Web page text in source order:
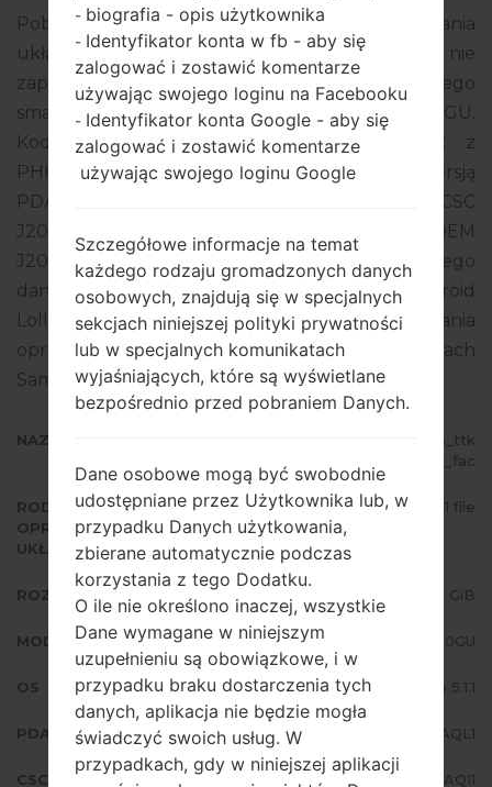
Pobierz najnowszą aktualizację oprogramowania
układowego dla Samsung Galaxy J2, ale nie
zapomnij sprawdzić, czy numer modelu Twojego
smartfona odpowiada wskazanemu SM-J200GU.
Kod oprogramowania układowego to XTC z
PHILIPPINES. Produkt jest dostarczany z wersją
PDA J200GUDXU3AQL1, wersja CSC
J200GUOLB3AQI1, wersja MODEM
J200GUDXU3AQJ1. Wersja systemu operacyjnego
danego oprogramowania układowego to Android
Lollipop 5.1.1. Pełny poradnik na temat flashowania
oprogramowania układowego na urządzeniach
Samsungtutaj
NAZWA PLIKU
SM-J200GU_1_20180206094814_ttk
c2p18tq_fac
RODZAJ
OPROGRAMOWANIA
UKŁADOWEGO
1 file
ROZMIAR PLIKU 1.03 GiB
MODEL Samsung SM-J200GU
OS Android Lollipop 5.1.1
PDA/AP WERSJA J200GUDXU3AQL1
CSC WERSJA J200GUOLB3AQI1
- biografia - opis użytkownika
- Identyfikator konta w fb - aby się
zalogować i zostawić komentarze
używając swojego loginu na Facebooku
- Identyfikator konta Google - aby się
zalogować i zostawić komentarze
używając swojego loginu Google
Szczegółowe informacje na temat
każdego rodzaju gromadzonych danych
osobowych, znajdują się w specjalnych
sekcjach niniejszej polityki prywatności
lub w specjalnych komunikatach
wyjaśniających, które są wyświetlane
bezpośrednio przed pobraniem Danych.
Dane osobowe mogą być swobodnie
udostępniane przez Użytkownika lub, w
przypadku Danych użytkowania,
zbierane automatycznie podczas
korzystania z tego Dodatku.
O ile nie określono inaczej, wszystkie
Dane wymagane w niniejszym
uzupełnieniu są obowiązkowe, i w
przypadku braku dostarczenia tych
danych, aplikacja nie będzie mogła
świadczyć swoich usług. W
przypadkach, gdy w niniejszej aplikacji